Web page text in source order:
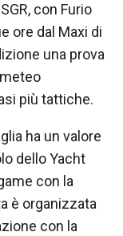
con Furio
ore dal Maxi di
una prova
più tattiche.
ha un valore
dello Yacht
con la
è organizzata
con la